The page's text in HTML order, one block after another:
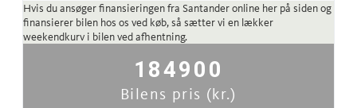
Hvis du ansøger finansieringen fra Santander online her på siden og
finansierer bilen hos os ved køb, så sætter vi en lækker
weekendkurv i bilen ved afhentning.
184900
Bilens pris (kr.)